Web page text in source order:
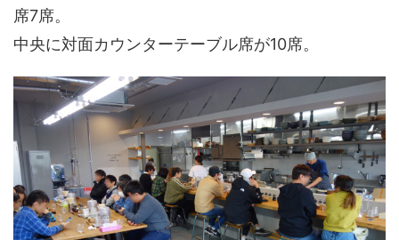
席7席。
中央に対面カウンターテーブル席が10席。